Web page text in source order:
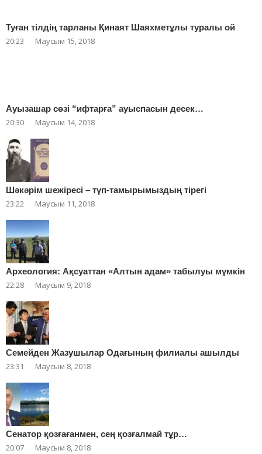
Туған тілдің тарланы Қинаят Шаяхметұлы туралы ой
20:23 Маусым 15, 2018
Ауызашар сөзі “ифтарға” ауыспасын десек…
20:30 Маусым 14, 2018
Шәкәрім шежіресі – түп-тамырымыздың тірегі
23:22 Маусым 11, 2018
Археология: Ақсуаттан «Алтын адам» табылуы мүмкін
22:28 Маусым 9, 2018
Cемейден Жазушылар Одағының филиалы ашылды
23:31 Маусым 8, 2018
Сенатор қозғағанмен, сең қозғалмай тұр…
20:07 Маусым 8, 2018